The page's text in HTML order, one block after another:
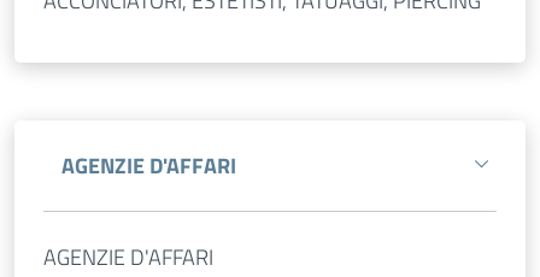
AGENZIE D'AFFARI
AGENZIE D'AFFARI